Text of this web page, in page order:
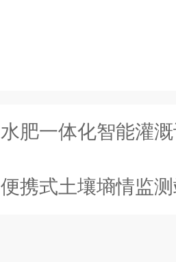
水肥一体化智能灌溉设备农田种植应用
便携式土壤墒情监测站田间检测方法